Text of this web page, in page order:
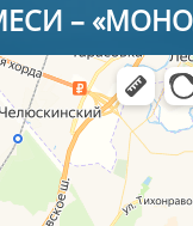
–